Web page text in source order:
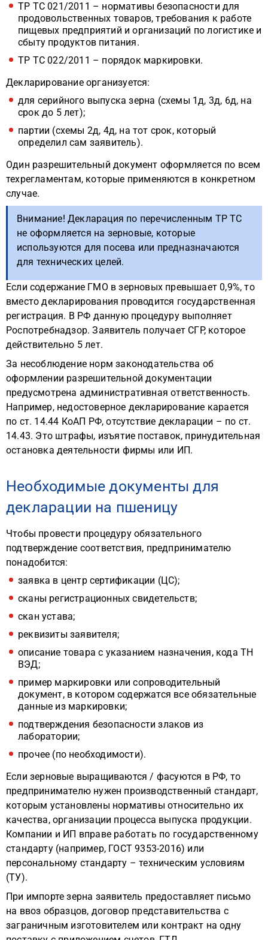
ТР ТС 021/2011 – нормативы безопасности для
продовольственных товаров, требования к работе
пищевых предприятий и организаций по логистике и
сбыту продуктов питания.
ТР ТС 022/2011 – порядок маркировки.
Декларирование организуется:
для серийного выпуска зерна (схемы 1д, 3д, 6д, на
срок до 5 лет);
партии (схемы 2д, 4д, на тот срок, который
определил сам заявитель).
Один разрешительный документ оформляется по всем
техрегламентам, которые применяются в конкретном
случае.
Внимание! Декларация по перечисленным ТР ТС
не оформляется на зерновые, которые
используются для посева или предназначаются
для технических целей.
Если содержание ГМО в зерновых превышает 0,9%, то
вместо декларирования проводится государственная
регистрация. В РФ данную процедуру выполняет
Роспотребнадзор. Заявитель получает СГР, которое
действительно 5 лет.
За несоблюдение норм законодательства об
оформлении разрешительной документации
предусмотрена административная ответственность.
Например, недостоверное декларирование карается
по ст. 14.44 КоАП РФ, отсутствие декларации – по ст.
14.43. Это штрафы, изъятие поставок, принудительная
остановка деятельности фирмы или ИП.
Необходимые документы для
декларации на пшеницу
Чтобы провести процедуру обязательного
подтверждение соответствия, предпринимателю
понадобится:
заявка в центр сертификации (ЦС);
сканы регистрационных свидетельств;
скан устава;
реквизиты заявителя;
описание товара с указанием назначения, кода ТН
ВЭД;
пример маркировки или сопроводительный
документ, в котором содержатся все обязательные
данные из маркировки;
подтверждения безопасности злаков из
лаборатории;
прочее (по необходимости).
Если зерновые выращиваются / фасуются в РФ, то
предпринимателю нужен производственный стандарт,
которым установлены нормативы относительно их
качества, организации процесса выпуска продукции.
Компании и ИП вправе работать по государственному
стандарту (например, ГОСТ 9353-2016) или
персональному стандарту – техническим условиям
(ТУ).
При импорте зерна заявитель предоставляет письмо
на ввоз образцов, договор представительства с
заграничным изготовителем или контракт на одну